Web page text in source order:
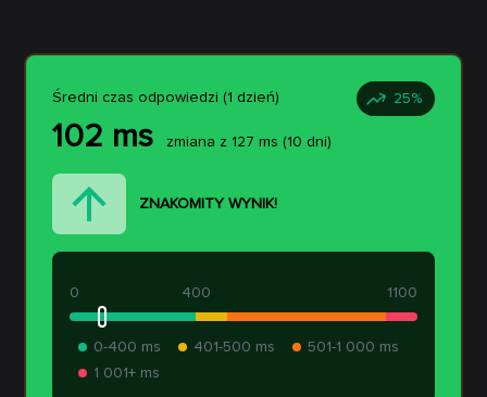
Średni czas odpowiedzi (1 dzień) 25%
102 ms zmiana z 127 ms (10 dni)
ZNAKOMITY WYNIK!
400
0 1100
0-400 ms 401-500 ms
501-1 000 ms
1 001+ ms